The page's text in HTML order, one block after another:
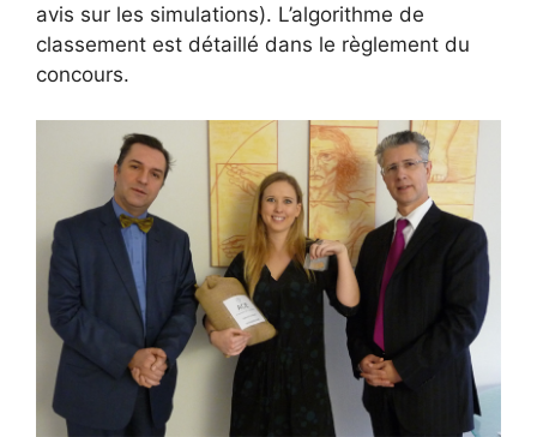
avis sur les simulations). L’algorithme de
classement est détaillé dans le règlement du
concours.